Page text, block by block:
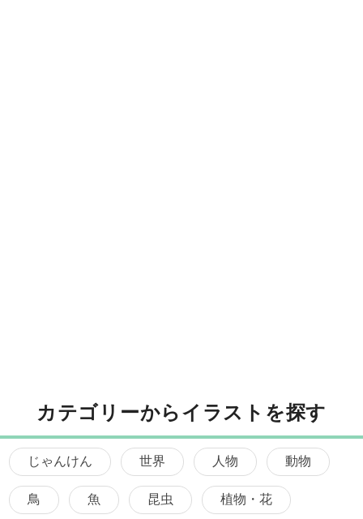
カテゴリーからイラストを探す
じゃんけん 世界 人物 動物
鳥 魚 昆虫 植物・花